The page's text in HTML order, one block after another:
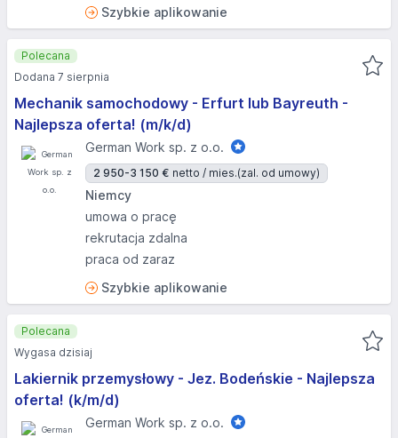
Szybkie aplikowanie
Mechanik samochodowy - Erfurt lub Bayreuth -
Najlepsza oferta! (m/k/d)
German Work sp. z o.o.
2 950-3 150 € netto / mies.(zal. od umowy)
Niemcy
umowa o pracę
rekrutacja zdalna
praca od zaraz
Szybkie aplikowanie
Polecana
Dodana 7 sierpnia
Lakiernik przemysłowy - Jez. Bodeńskie - Najlepsza
oferta! (k/m/d)
German Work sp. z o.o.
Polecana
Wygasa dzisiaj